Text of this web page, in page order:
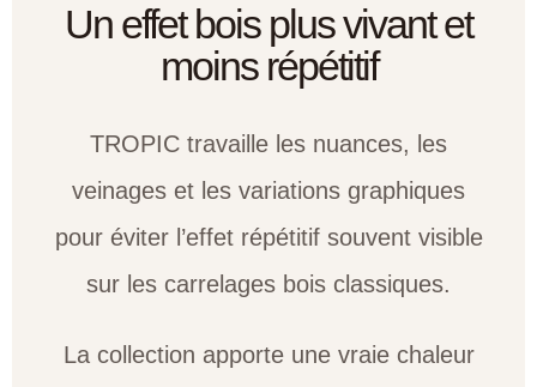
Un effet bois plus vivant et
moins répétitif
TROPIC travaille les nuances, les
veinages et les variations graphiques
pour éviter l’effet répétitif souvent visible
sur les carrelages bois classiques.
La collection apporte une vraie chaleur